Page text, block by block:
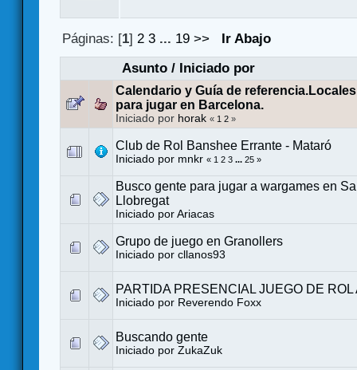
Páginas: [1]2 3 ... 19 >>
Ir Abajo
Asunto/ Iniciado por
Calendario y Guía de
para jugar en Barcelona.
Iniciado por horak « 1 2 »
Club de Rol Banshee Errante - Mataró
Iniciado por mnkr « 1 2 3 ... 25 »
Busco gente para jugar a wargames en
Llobregat
Iniciado por Ariacas
Grupo de juego en Granollers
Iniciado por cllanos93
PARTIDA PRESENCIAL JUEGO DE ROL
Iniciado por Reverendo Foxx
Buscando gente
Iniciado por ZukaZuk